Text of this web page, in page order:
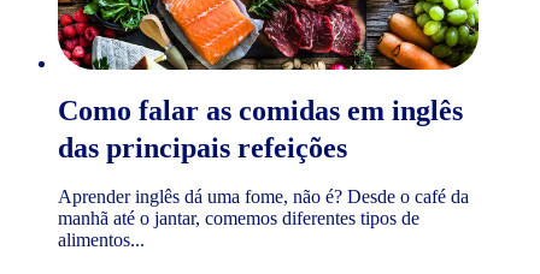
Como falar as comidas em inglês
das principais refeições
Aprender inglês dá uma fome, não é? Desde o café da
manhã até o jantar, comemos diferentes tipos de
alimentos...